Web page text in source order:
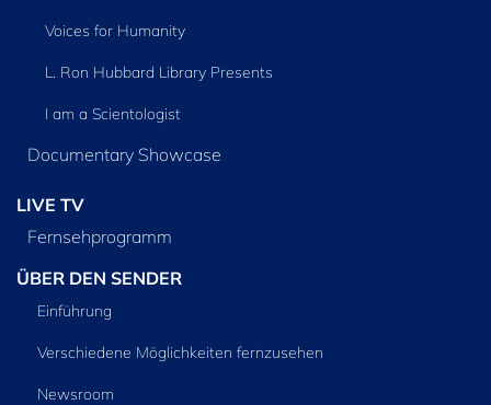
Voices for Humanity
L. Ron Hubbard Library Presents
I am a Scientologist
Documentary Showcase
LIVE TV
Fernsehprogramm
ÜBER DEN SENDER
Einführung
Verschiedene Möglichkeiten fernzusehen
Newsroom